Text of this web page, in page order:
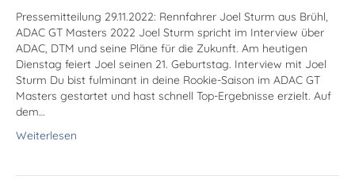
Pressemitteilung 29.11.2022: Rennfahrer Joel Sturm aus Brühl,
ADAC GT Masters 2022 Joel Sturm spricht im Interview über
ADAC, DTM und seine Pläne für die Zukunft. Am heutigen
Dienstag feiert Joel seinen 21. Geburtstag. Interview mit Joel
Sturm Du bist fulminant in deine Rookie-Saison im ADAC GT
Masters gestartet und hast schnell Top-Ergebnisse erzielt. Auf
dem…
Weiterlesen